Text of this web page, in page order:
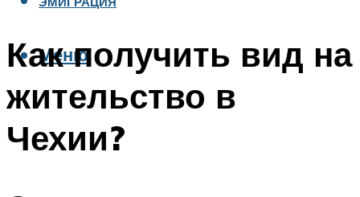
Меню
Как получить вид на
жительство в
Чехии?